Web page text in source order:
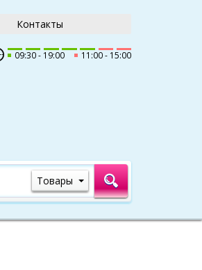
Контакты
09:30 19:00 11:00 15:00
Товары